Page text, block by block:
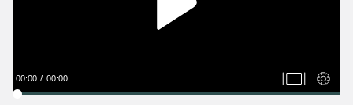
00:00 00:00